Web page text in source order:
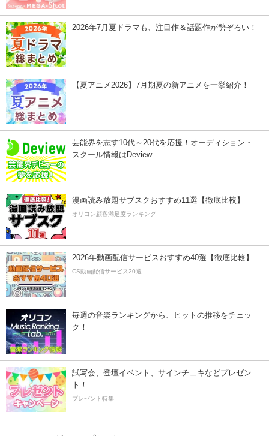
2026年7月夏ドラマも、注目作＆話題作が勢ぞろい！
【夏アニメ2026】7月期夏の新アニメを一挙紹介！
芸能界を志す10代～20代を応援！オーディション・
スクール情報はDeview
漫画読み放題サブスクおすすめ11選【徹底比較】
オリコン顧客満足度ランキング
2026年動画配信サービスおすすめ40選【徹底比較】
CS動画配信サービス20選
毎週の音楽ランキングから、ヒットの推移をチェッ
ク！
試写会、登壇イベント、サインチェキなどプレゼン
ト！
プレゼント特集